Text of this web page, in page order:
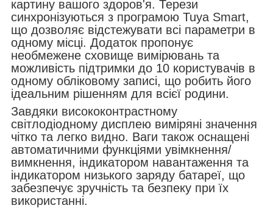
картину вашого здоров'я. Терези
синхронізуються з програмою Tuya Smart,
що дозволяє відстежувати всі параметри в
одному місці. Додаток пропонує
необмежене сховище вимірювань та
можливість підтримки до 10 користувачів в
одному обліковому записі, що робить його
ідеальним рішенням для всієї родини.
Завдяки висококонтрастному
світлодіодному дисплею виміряні значення
чітко та легко видно. Ваги також оснащені
автоматичними функціями увімкнення/
вимкнення, індикатором навантаження та
індикатором низького заряду батареї, що
забезпечує зручність та безпеку при їх
використанні.